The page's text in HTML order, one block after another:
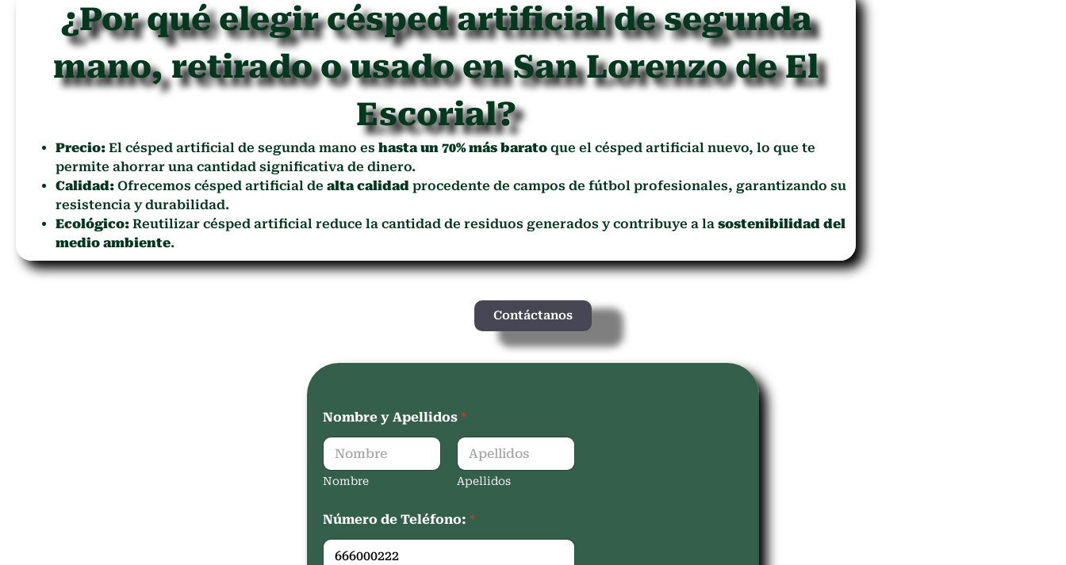
¿Por qué elegir césped artificial de segunda
mano, retirado o usado en San Lorenzo de El
Escorial?
Precio: El césped artificial de segunda mano es hasta un 70% más barato que el césped artificial nuevo, lo que te
permite ahorrar una cantidad significativa de dinero.
Calidad: Ofrecemos césped artificial de alta calidad procedente de campos de fútbol profesionales, garantizando su
resistencia y durabilidad.
Ecológico: Reutilizar césped artificial reduce la cantidad de residuos generados y contribuye a la sostenibilidad del
medio ambiente.
Contáctanos
Nombre y Apellidos *
Nombre Apellidos
Número de Teléfono: *